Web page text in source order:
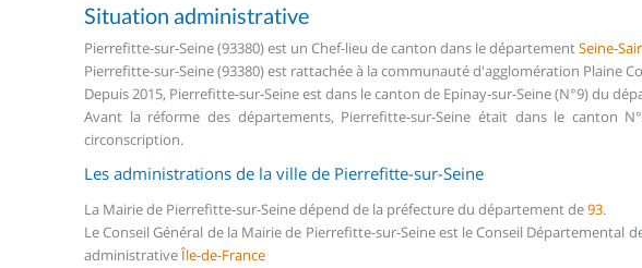
Situation administrative
Pierrefitte-sur-Seine (93380) est un Chef-lieu de canton dans le départementSeine-
Pierrefitte-sur-Seine (93380) est rattachée à la communauté d'agglomération Plaine
Depuis 2015, Pierrefitte-sur-Seine est dans le canton de Epinay-sur-Seine (N°9) du
Avant la réforme des départements, Pierrefitte-sur-Seine était dans le canton
circonscription.
Les administrations de la ville de Pierrefitte-sur-Seine
La Mairie de Pierrefitte-sur-Seine dépend de la préfecture du département de93.
Le Conseil Général de la Mairie de Pierrefitte-sur-Seine est le Conseil Départemental
administrativeÎle-de-France